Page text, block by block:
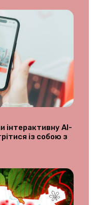
інтерактивну AI-
із собою з